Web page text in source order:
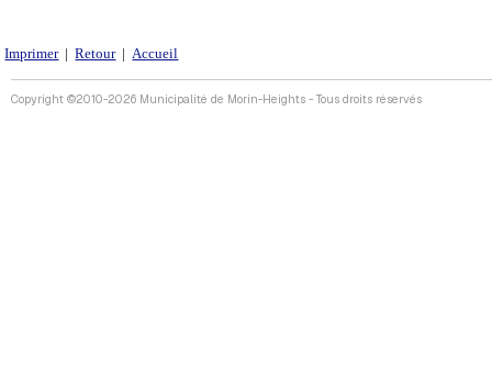
Imprimer|Retour|Accueil
Copyright ©2010-2026 Municipalité de Morin-Heights - Tous droits réservés